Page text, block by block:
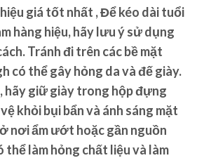
giá tốt nhất , Để kéo dài tuổi
hàng hiệu, hãy lưu ý sử dụng
Tránh đi trên các bề mặt
có thể gây hỏng da và đế giày.
hãy giữ giày trong hộp đựng
khỏi bụi bẩn và ánh sáng mặt
nơi ẩm ướt hoặc gần nguồn
thể làm hỏng chất liệu và làm